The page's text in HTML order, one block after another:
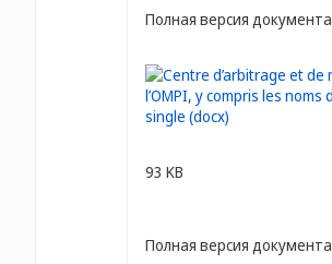
Полная версия документа
93 KB
Полная версия документа